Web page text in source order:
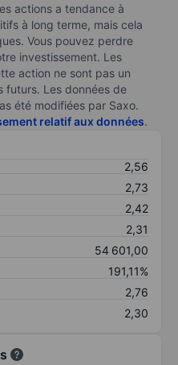
actions a tendance à
à long terme, mais cela
Vous pouvez perdre
investissement. Les
action ne sont pas un
futurs. Les données de
été modifiées par Saxo.
relatif aux données.
2,56
2,73
2,42
2,31
54 601,00
191,11%
2,76
2,30